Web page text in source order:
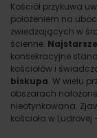
Kościół przykuwa
położeniem na
zwiedzających w
ścienne.
konsekracyjne
kościołów i
biskupa. W wielu
obszarach
nieotynkowana.
kościoła w Ludrovej